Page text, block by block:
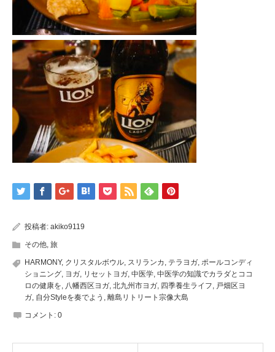
投稿者: akiko9119
その他 旅
HARMONY, クリスタルボウル スリランカ テラヨガ ポールコンディ
ショニング ヨガ リセットヨガ 中医学 中医学の知識でカラダとココ
ロの健康を
八幡西区ヨガ 北九州市ヨガ 四季養生ライフ
戸畑区ヨ
ガ 自分Styleを奏でよう 離島リトリート宗像大島
コメント: 0